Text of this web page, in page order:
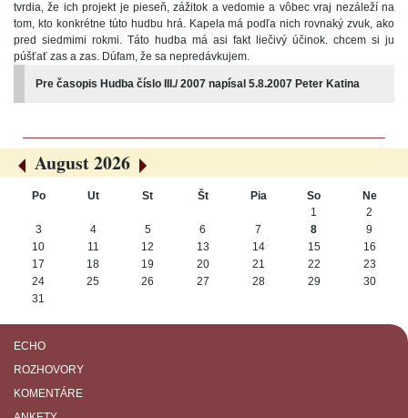
tvrdia, že ich projekt je pieseň, zážitok a vedomie a vôbec vraj nezáleží na
tom, kto konkrétne túto hudbu hrá. Kapela má podľa nich rovnaký zvuk, ako
pred siedmimi rokmi. Táto hudba má asi fakt liečivý účinok. chcem si ju
púšťať zas a zas. Dúfam, že sa nepredávkujem.
Pre časopis Hudba číslo III./ 2007 napísal 5.8.2007 Peter Katina
«
August 2026
»
Po Ut St Št Pia So
Ne
1
2
3
4 5 6 7 8
9
10
11 12 13 14 15
16
17
18 19 20 21 22
23
24
25 26 27 28 29
30
31
ECHO
ROZHOVORY
KOMENTÁRE